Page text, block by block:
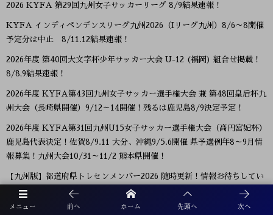
メニュー 前へ ホーム 先頭へ 次へ
2026 KYFA 第29回九州女子サッカーリーグ 8/9結果速報！
KYFA インディペンデンスリーグ九州2026（Iリーグ九州）8/6～8開催
予定分は中止 8/11.12結果速報！
2026年度 第40回大文字杯少年サッカー大会 U-12 (福岡) 組合せ掲載！
8/8,9結果速報！
2026年度 KYFA第43回九州女子サッカー選手権大会 兼 第48回皇后杯九
州大会（長崎県開催）9/12～14開催！残るは鹿児島8/9決定予定！
2026年度 KYFA第31回九州U15女子サッカー選手権大会（高円宮妃杯）
鹿児島代表決定！佐賀8/9.11 大分、沖縄9/5.6開催 県予選例年8～9月情
報募集！九州大会10/31～11/2 熊本県開催！
【九州版】都道府県トレセンメンバー2026 随時更新！情報お待ちしてい
ます！
【福岡県少年男子】参加選手掲載！2026年度国民スポーツ大会 第46回九